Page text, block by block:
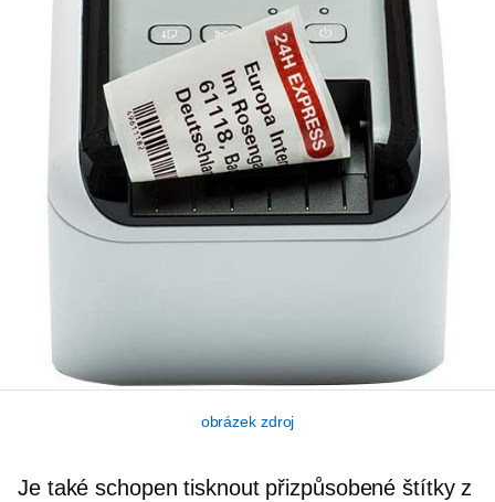
obrázek zdroj
Je také schopen tisknout přizpůsobené štítky z